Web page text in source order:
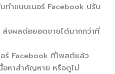
ทำแบนเนอร์ Facebook ปรับ
งผลต่อยอดขายได้มากกว่าที่
ร์ Facebook ที่โพสต์แล้ว
หาสำคัญหาย หรือดูไม่